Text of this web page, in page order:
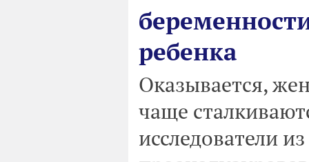
ребенка
Оказывается,
чаще
исследователи